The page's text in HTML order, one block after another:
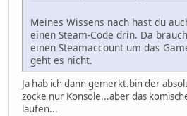
Meines Wissens nach hast du
einen Steam-Code drin. Da
einen Steamaccount um das
geht es nicht.
Ja hab ich dann gemerkt.bin der
zocke nur Konsole...aber das
laufen...